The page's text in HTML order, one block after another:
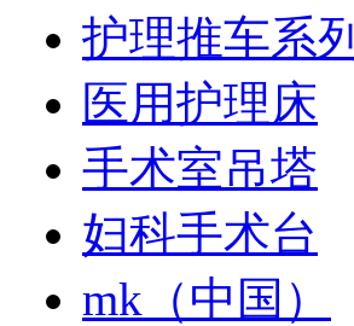
护理推车系列
医用护理床
手术室吊塔
妇科手术台
mk（中国）